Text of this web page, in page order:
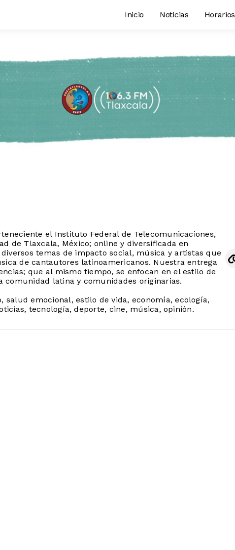
Inicio Noticias Horarios
el Instituto Federal de Telecomunicaciones,
de Tlaxcala, México; online y diversificada en
temas de impacto social, música y artistas que
de cantautores latinoamericanos. Nuestra entrega
que al mismo tiempo, se enfocan en el estilo de
comunidad latina y comunidades originarias.
salud emocional, estilo de vida, economía, ecología,
tecnología, deporte, cine, música, opinión.